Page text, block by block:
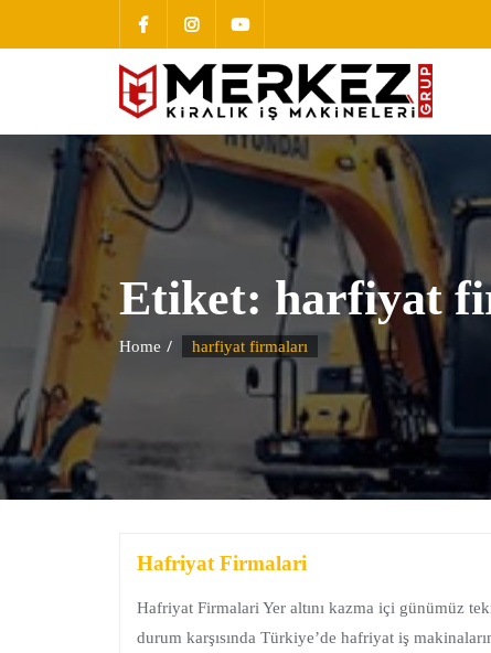
Etiket: harfiyat
Home harfiyat firmaları
Hafriyat Firmalari
Hafriyat Firmalari Yer altını kazma içi günümüz
durum karşısında Türkiye’de hafriyat iş